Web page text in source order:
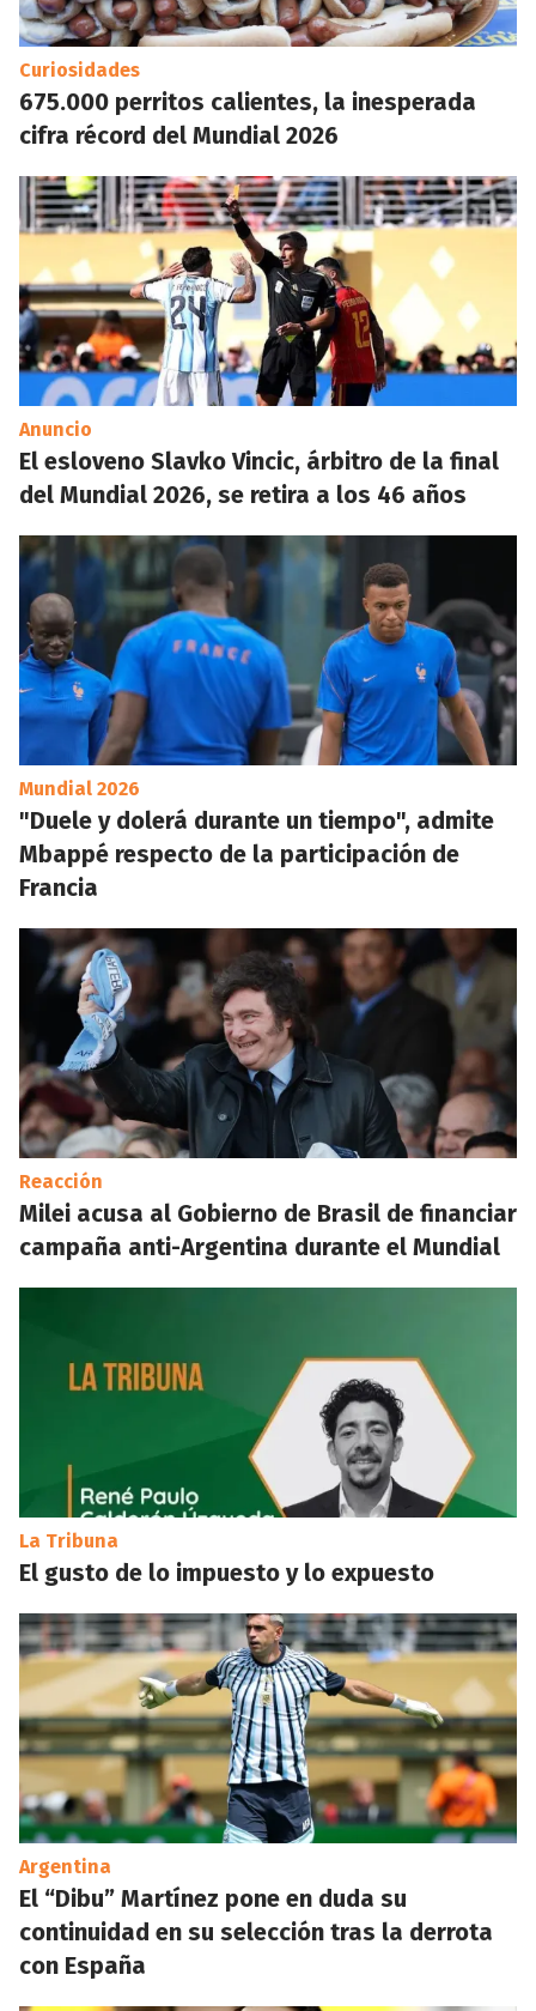
Curiosidades
675.000 perritos calientes, la inesperada
cifra récord del Mundial 2026
Anuncio
El esloveno Slavko Vincic, árbitro de la final
del Mundial 2026, se retira a los 46 años
Mundial 2026
"Duele y dolerá durante un tiempo", admite
Mbappé respecto de la participación de
Francia
Reacción
Milei acusa al Gobierno de Brasil de financiar
campaña anti-Argentina durante el Mundial
La Tribuna
El gusto de lo impuesto y lo expuesto
Argentina
El “Dibu” Martínez pone en duda su
continuidad en su selección tras la derrota
con España